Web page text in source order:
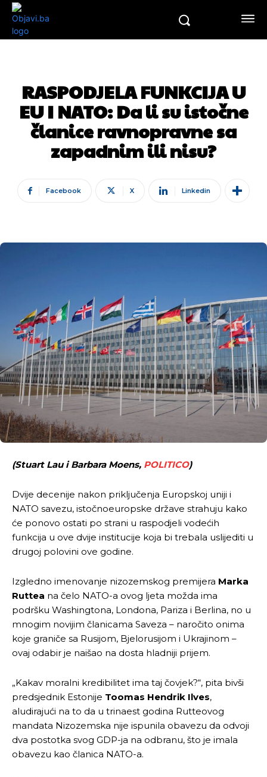
RASPODJELA FUNKCIJA U
EU I NATO: Da li su istočne
članice ravnopravne sa
zapadnim ili nisu?
Facebook X Linkedin
(Stuart Lau i Barbara Moens, POLITICO)
Dvije decenije nakon priključenja Europskoj uniji i
NATO savezu, istočnoeuropske države strahuju kako
će ponovo ostati po strani u raspodjeli vodećih
funkcija u ove dvije institucije koja bi trebala uslijediti u
drugoj polovini ove godine.
Izgledno imenovanje nizozemskog premijera Marka
Ruttea na čelo NATO-a ovog ljeta možda ima
podršku Washingtona, Londona, Pariza i Berlina, no u
mnogim novijim članicama Saveza – naročito onima
koje graniče sa Rusijom, Bjelorusijom i Ukrajinom –
ovaj odabir je naišao na dosta hladniji prijem.
„Kakav moralni kredibilitet ima taj čovjek?“, pita bivši
predsjednik Estonije Toomas Hendrik Ilves,
aludirajući na to da u trinaest godina Rutteovog
mandata Nizozemska nije ispunila obavezu da odvoji
dva postotka svog GDP-ja na odbranu, što je imala
obavezu kao članica NATO-a.